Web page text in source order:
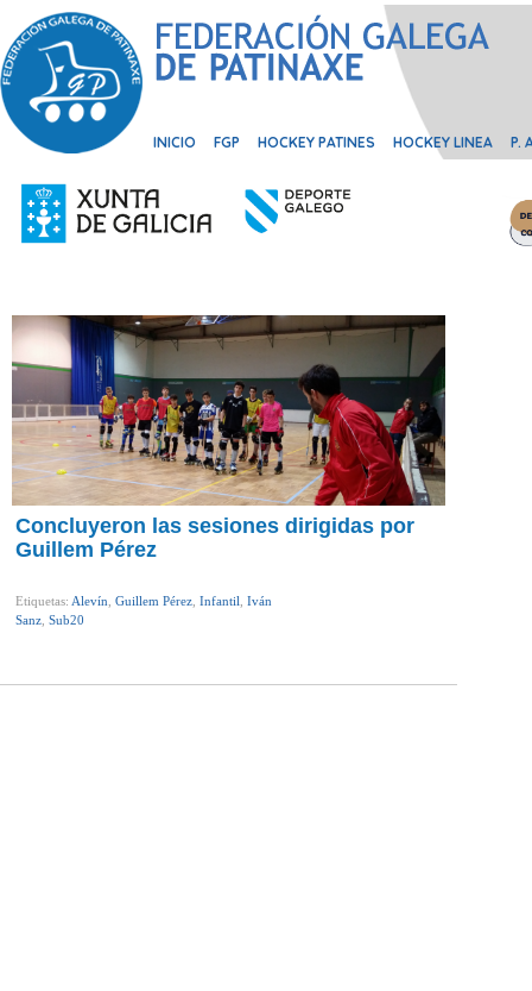
INICIO FGP HOCKEY PATINES HOCKEY LINEA P.
Concluyeron las sesiones dirigidas por
Guillem Pérez
Etiquetas: Alevín Guillem Pérez Infantil Iván
Sanz Sub20